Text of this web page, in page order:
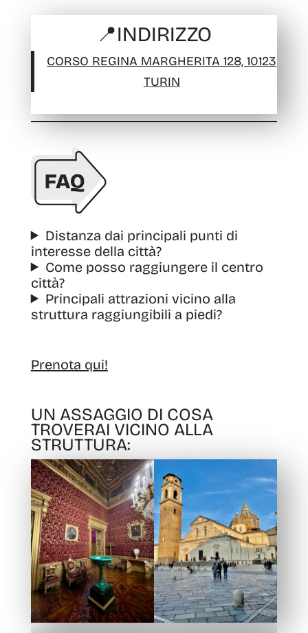
📍INDIRIZZO
CORSO REGINA MARGHERITA 128, 10123
TURIN
Distanza dai principali punti di
interesse della città?
Come posso raggiungere il centro
città?
Principali attrazioni vicino alla
struttura raggiungibili a piedi?
Prenota qui!
UN ASSAGGIO DI COSA
TROVERAI VICINO ALLA
STRUTTURA: